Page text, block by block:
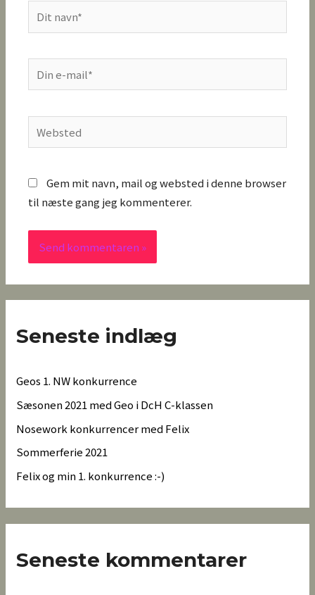
Dit
navn*
e-
Gem mit navn, mail og websted i denne browser
til næste gang jeg kommenterer.
Seneste indlæg
Geos 1. NW konkurrence
Sæsonen 2021 med Geo i DcH C-klassen
Nosework konkurrencer med Felix
Sommerferie 2021
Felix og min 1. konkurrence :-)
Seneste kommentarer